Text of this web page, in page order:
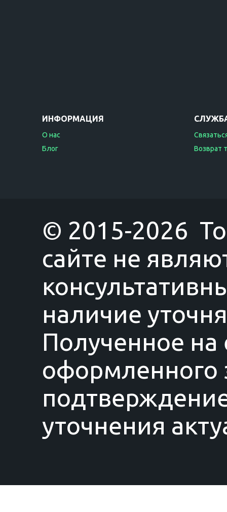
ИНФОРМАЦИЯ
О нас
Блог
Возврат
© 2015-2026
сайте не
наличие
Полученное на
оформленного
уточнения